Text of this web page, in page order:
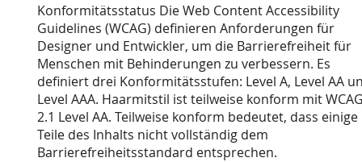
Konformitätsstatus Die Web Content Accessibility
Guidelines (WCAG) definieren Anforderungen für
Designer und Entwickler, um die Barrierefreiheit für
Menschen mit Behinderungen zu verbessern. Es
definiert drei Konformitätsstufen: Level A, Level AA
Level AAA. Haarmitstil ist teilweise konform mit
2.1 Level AA. Teilweise konform bedeutet, dass einige
Teile des Inhalts nicht vollständig dem
Barrierefreiheitsstandard entsprechen.